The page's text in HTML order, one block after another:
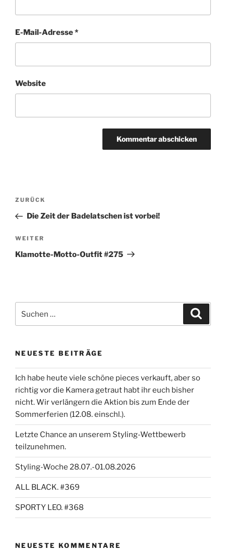
E-Mail-Adresse*
Website
Beitragsnavigation
Vorheriger
Beitrag
ZURÜCK
Die Zeit der Badelatschen ist vorbei!
Nächster
Beitrag
WEITER
Klamotte-Motto-Outfit #275
nach:
NEUESTE BEITRÄGE
Ich habe heute viele schöne pieces verkauft, aber so
richtig vor die Kamera getraut habt ihr euch bisher
nicht. Wir verlängern die Aktion bis zum Ende der
Sommerferien (12.08. einschl.).
Letzte Chance an unserem Styling-Wettbewerb
teilzunehmen.
Styling-Woche 28.07.-01.08.2026
ALL BLACK. #369
SPORTY LEO. #368
NEUESTE KOMMENTARE